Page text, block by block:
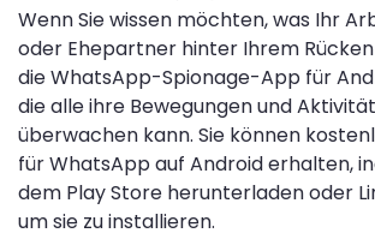
Wenn Sie wissen möchten, was Ihr
oder Ehepartner hinter Ihrem
die WhatsApp-Spionage-App für
die alle ihre Bewegungen und
überwachen kann. Sie können
für WhatsApp auf Android erhalten,
dem Play Store herunterladen oder
um sie zu installieren.